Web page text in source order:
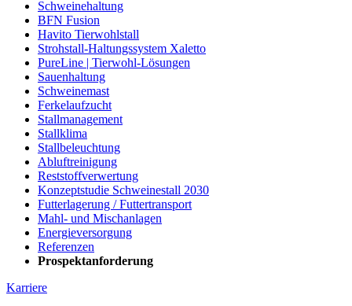
Schweinehaltung
BFN Fusion
Havito Tierwohlstall
Strohstall-Haltungssystem Xaletto
PureLine | Tierwohl-Lösungen
Sauenhaltung
Schweinemast
Ferkelaufzucht
Stallmanagement
Stallklima
Stallbeleuchtung
Abluftreinigung
Reststoffverwertung
Konzeptstudie Schweinestall 2030
Futterlagerung / Futtertransport
Mahl- und Mischanlagen
Energieversorgung
Referenzen
Prospektanforderung
Karriere